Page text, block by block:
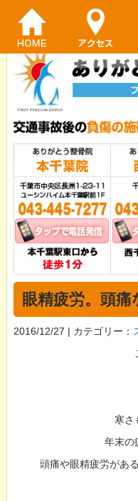
眼精疲労。頭痛
2016/12/27 | カテゴリー：
寒さ
年末の
頭痛や眼精疲労があ